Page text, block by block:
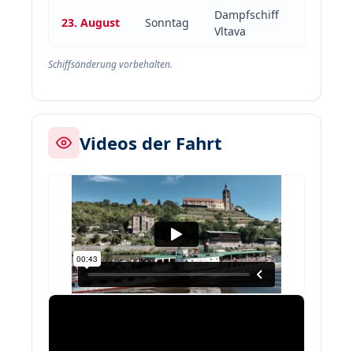
23. August Sonntag
Dampfschiff
Vltava
Schiffsänderung vorbehalten.
Videos der Fahrt